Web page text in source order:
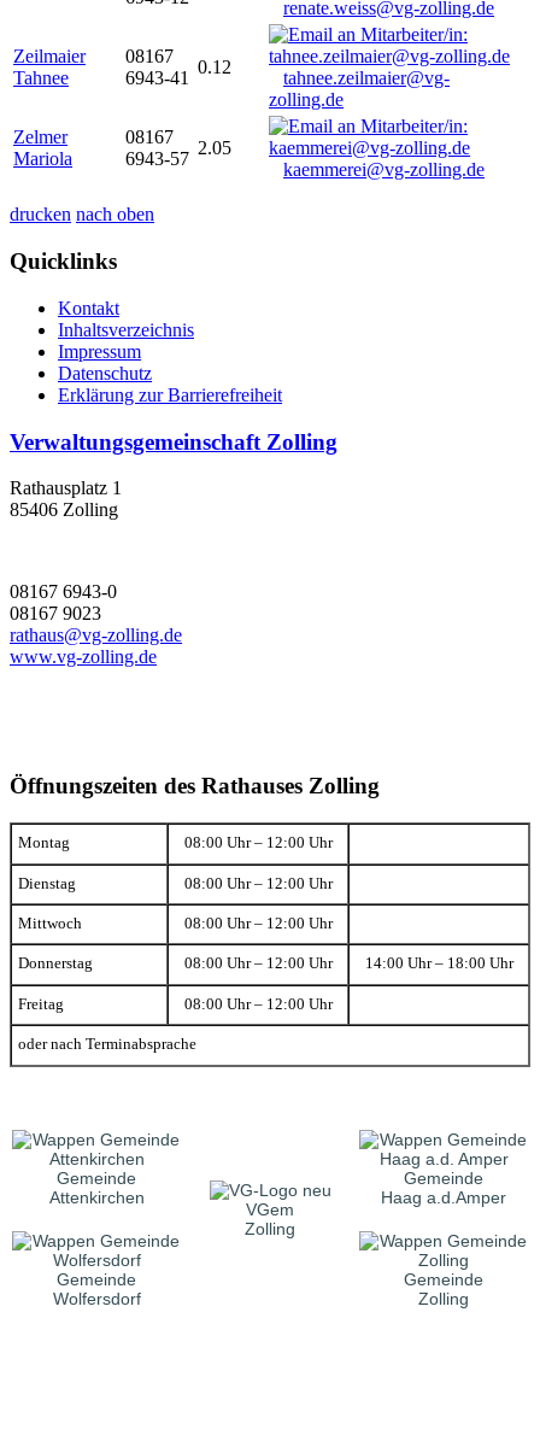
renate.weiss@vg-zolling.de
Zeilmaier
Tahnee
08167
6943-41
0.12
tahnee.zeilmaier@vg-
zolling.de
Zelmer
Mariola
08167
6943-57
2.05
kaemmerei@vg-zolling.de
drucken nach oben
Quicklinks
Kontakt
Inhaltsverzeichnis
Impressum
Datenschutz
Erklärung zur Barrierefreiheit
Verwaltungsgemeinschaft Zolling
Rathausplatz 1
85406 Zolling
08167 6943-0
08167 9023
rathaus@vg-zolling.de
www.vg-zolling.de
Öffnungszeiten des Rathauses Zolling
Montag 08:00 Uhr – 12:00 Uhr
Dienstag 08:00 Uhr – 12:00 Uhr
Mittwoch 08:00 Uhr – 12:00 Uhr
Donnerstag 08:00 Uhr – 12:00 Uhr 14:00 Uhr – 18:00 Uhr
Freitag 08:00 Uhr – 12:00 Uhr
oder nach Terminabsprache
Gemeinde
Attenkirchen
VGem
Zolling
Gemeinde
Haag a.d.Amper
Gemeinde
Wolfersdorf
Gemeinde
Zolling